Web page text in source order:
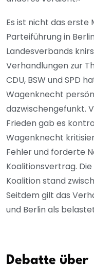
Es ist nicht das erste
Parteiführung in
Landesverbands
Verhandlungen zur
CDU, BSW und SPD
Wagenknecht
dazwischengefunkt.
Frieden gab es
Wagenknecht
Fehler und forderte
Koalitionsvertrag.
Koalition stand
Seitdem gilt das
und Berlin als
Debatte über